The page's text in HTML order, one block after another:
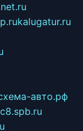
kalugatur.ru
авто.рф